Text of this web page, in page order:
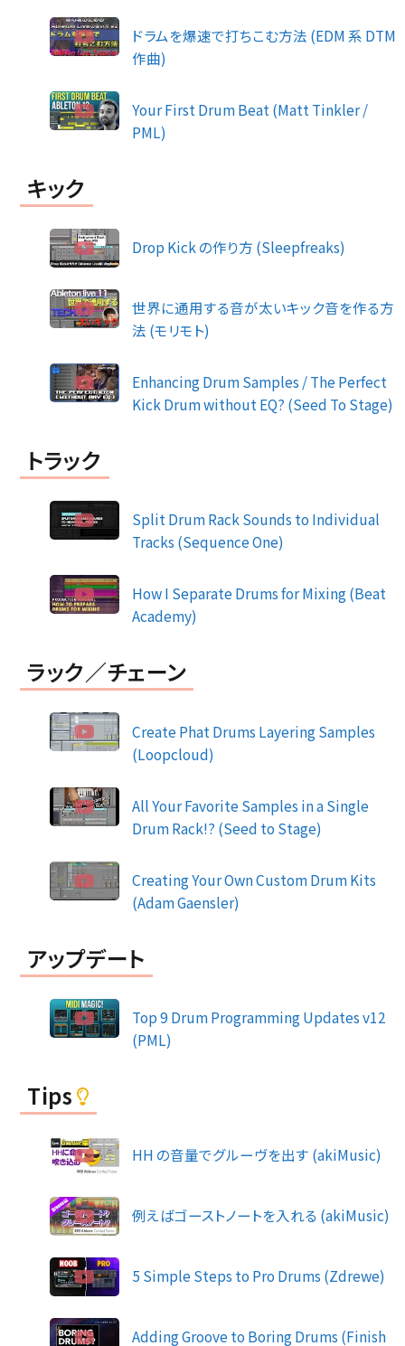
ドラムを爆速で打ちこむ方法 (EDM 系 DTM
作曲)
Your First Drum Beat (Matt Tinkler /
PML)
キック
Drop Kick の作り方 (Sleepfreaks)
世界に通用する音が太いキック音を作る方
法 (モリモト)
Enhancing Drum Samples / The Perfect
Kick Drum without EQ? (Seed To Stage)
トラック
Split Drum Rack Sounds to Individual
Tracks (Sequence One)
How I Separate Drums for Mixing (Beat
Academy)
ラック／チェーン
Create Phat Drums Layering Samples
(Loopcloud)
All Your Favorite Samples in a Single
Drum Rack!? (Seed to Stage)
Creating Your Own Custom Drum Kits
(Adam Gaensler)
アップデート
Top 9 Drum Programming Updates v12
(PML)
Tips
HH の音量でグルーヴを出す (akiMusic)
例えばゴーストノートを入れる (akiMusic)
5 Simple Steps to Pro Drums (Zdrewe)
Adding Groove to Boring Drums (Finish